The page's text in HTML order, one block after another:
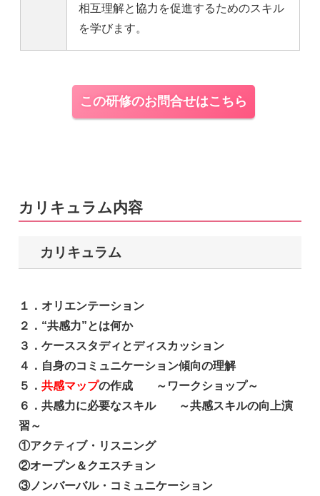
相互理解と協力を促進するためのスキル
を学びます。
この研修のお問合せはこちら
カリキュラム内容
カリキュラム
１．オリエンテーション
２．“共感力”とは何か
３．ケーススタディとディスカッション
４．自身のコミュニケーション傾向の理解
５． 共感マップの作成 ～ワークショップ～
６．共感力に必要なスキル ～共感スキルの向上演
習～
①アクティブ・リスニング
②オープン＆クエスチョン
③ノンバーバル・コミュニケーション